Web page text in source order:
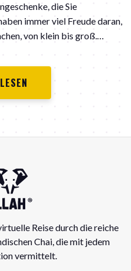
die Sie
immer viel Freude daran,
von klein bis groß.
ist es besonders
zu sein. Wir denken
Reise durch die reiche
Chai, die mit jedem
vermittelt.